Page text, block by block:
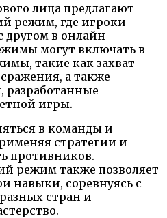
лица предлагают
режим, где игроки
другом в онлайн
могут включать в
такие как захват
а также
разработанные
игры.
в команды и
стратегии и
противников.
режим также позволяет
навыки, соревнуясь с
стран и